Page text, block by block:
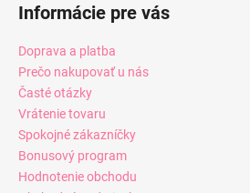
Informácie pre vás
Doprava a platba
Prečo nakupovať u nás
Časté otázky
Vrátenie tovaru
Spokojné zákazníčky
Bonusový program
Hodnotenie obchodu